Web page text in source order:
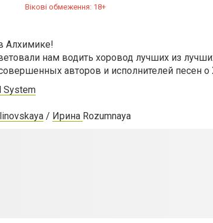
Вікові обмеження: 18+
Алхимике!
нам водить хоровод лучших из
авторов и исполнителей песен о
System
/ Ирина Rozumnaya